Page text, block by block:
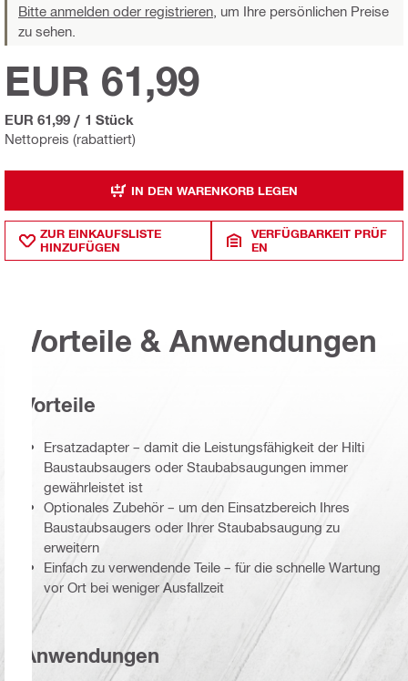
Bitte anmelden oder registrieren, um Ihre persönlichen Preise
zu sehen.
Nettopreis (rabattiert)
EUR 61,99
EUR 61,99 / 1 Stück
IN DEN WARENKORB LEGEN
ZUR EINKAUFSLISTE
HINZUFÜGEN
VERFÜGBARKEIT PRÜF
EN
Vorteile & Anwendungen
Vorteile
Ersatzadapter – damit die Leistungsfähigkeit der Hilti
Baustaubsaugers oder Staubabsaugungen immer
gewährleistet ist
Optionales Zubehör – um den Einsatzbereich Ihres
Baustaubsaugers oder Ihrer Staubabsaugung zu
erweitern
Einfach zu verwendende Teile – für die schnelle Wartung
vor Ort bei weniger Ausfallzeit
Anwendungen